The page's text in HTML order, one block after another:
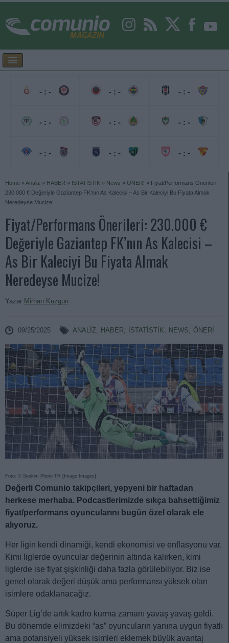
- : -
- : -
- : -
- : -
- : -
- : -
- : -
- : -
- : -
Home »Analiz » HABER » İSTATİSTİK » News » ÖNERİ » Fiyat/Performans Önerileri:
230.000 € Değeriyle Gaziantep FK’nın As Kalecisi – As Bir Kaleciyi Bu Fiyata Almak
Neredeyse Mucize!
Fiyat/Performans Önerileri: 230.000 €
Değeriyle Gaziantep FK’nın As Kalecisi –
As Bir Kaleciyi Bu Fiyata Almak
Neredeyse Mucize!
Yazar Mirhan Kuzgun
09/25/2025 ANALIZ, HABER, İSTATİSTİK, NEWS, ÖNERİ
Foto: © Seskim Photo TR [Imago Images]
Değerli Comunio takipçileri, yepyeni bir haftadan
herkese merhaba. Podcastlerimizde sıkça bahsettiğimiz
fiyat/performans oyuncularını bugün özel olarak ele
alıyoruz.
Her ligin kendi dinamiği, kendi ekonomisi ve enflasyonu var.
Kimi liglerde oyuncular değerinin altında kalırken, kimi
liglerde ise fiyat şişkinliği daha fazla görülebiliyor. Biz ise
genel olarak değeri düşük ama performansı yüksek olan
isimlere odaklanacağız.
Süper Lig’de artık kadro kurma zamanı yavaş yavaş geldi.
Bu dönemde elimizdeki “as” oyuncuların yanına uygun fiyatlı
ama potansiyeli yüksek isimleri eklemek büyük avantaj